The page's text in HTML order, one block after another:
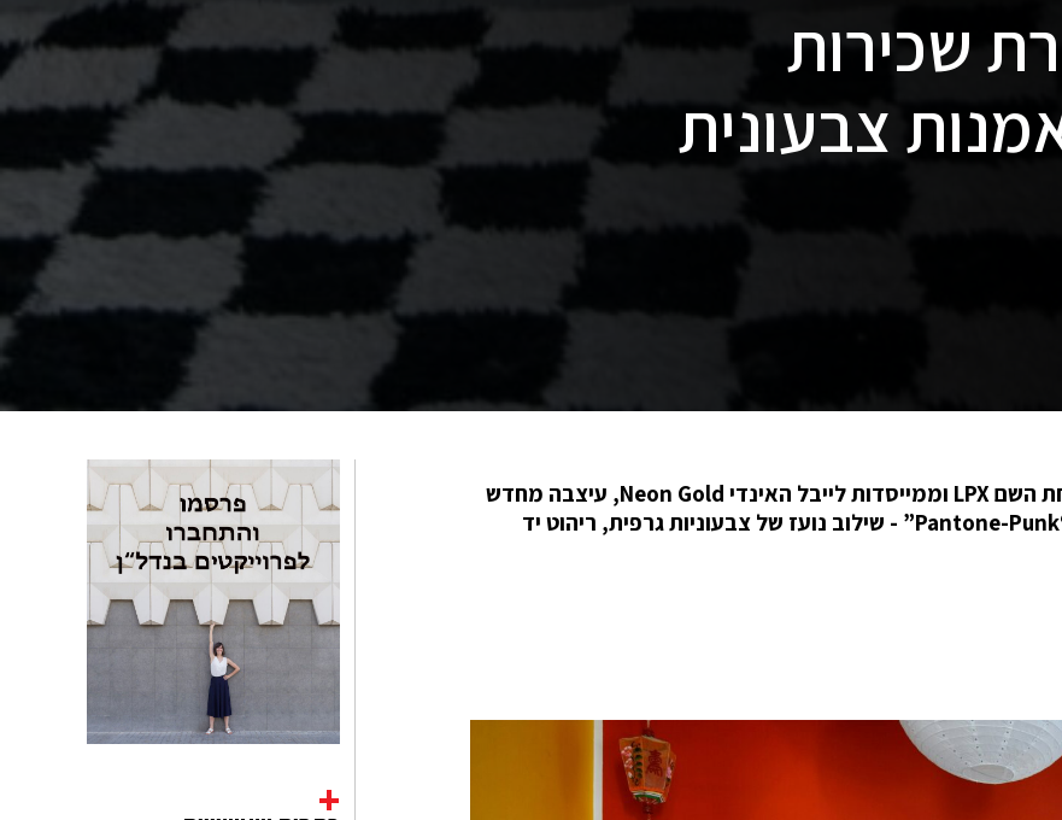
שכירות
צבעונית
המוזיקאית העצמאית Lizzy Plapinger, המופיעה תחת השם LPX וממייסדות לייבל האינדי Neon Gold, עיצבה מחדש
את דירת הרכבת שלה בברוקלין בסגנון שהיא מכנה “Pantone-Punk” - שילוב נועז של צבעוניות גרפית, ריהוט יד